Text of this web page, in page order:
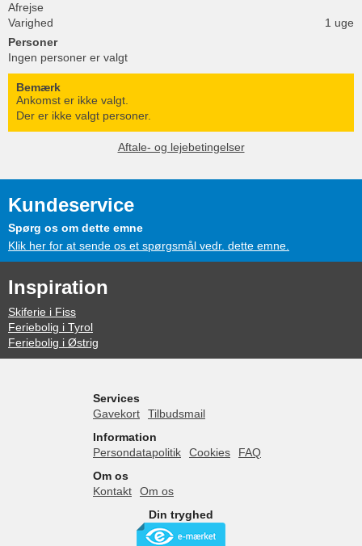
Afrejse
Varighed
1 uge
Personer
Ingen personer er valgt
Bemærk
Ankomst er ikke valgt.
Der er ikke valgt personer.
Aftale- og lejebetingelser
Kundeservice
Spørg os om dette emne
Klik her for at sende os et spørgsmål vedr. dette emne.
Inspiration
Skiferie i Fiss
Feriebolig i Tyrol
Feriebolig i Østrig
Services
Gavekort
Tilbudsmail
Information
Persondatapolitik
Cookies
FAQ
Om os
Kontakt
Om os
Din tryghed